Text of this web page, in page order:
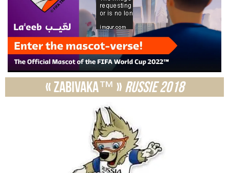
« Zabivaka™ » Russie 2018